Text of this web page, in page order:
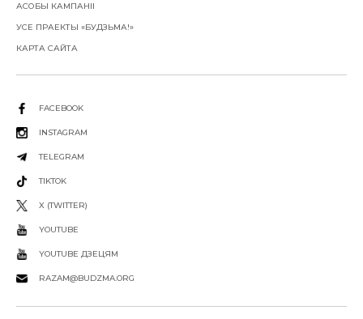
АСОБЫ КАМПАНІІ
УСЕ ПРАЕКТЫ «БУДЗЬМА!»
КАРТА САЙТА
FACEBOOK
INSTAGRAM
TELEGRAM
TIKTOK
X (TWITTER)
YOUTUBE
YOUTUBE ДЗЕЦЯМ
RAZAM@BUDZMA.ORG